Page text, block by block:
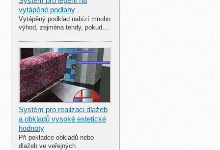
vytápěné podlahy
Vytápěný podklad nabízí mnoho
výhod, zejména tehdy, pokud…
Systém pro realizaci dlažeb
a obkladů vysoké estetické
hodnoty
Při pokládce obkladů nebo
dlažeb ve veřejných